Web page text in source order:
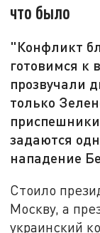
что было
"Конфликт
готовимся к
прозвучали
только
задаются
нападение
Стоило
Москву, а
украинский